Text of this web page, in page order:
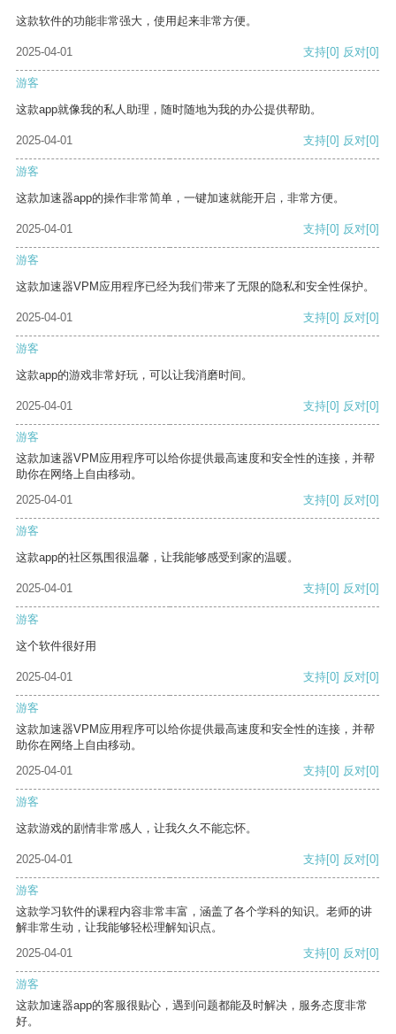
这款软件的功能非常强大，使用起来非常方便。
2025-04-01 支持[0] 反对[0]
游客
这款app就像我的私人助理，随时随地为我的办公提供帮助。
2025-04-01 支持[0] 反对[0]
游客
这款加速器app的操作非常简单，一键加速就能开启，非常方便。
2025-04-01 支持[0] 反对[0]
游客
这款加速器VPM应用程序已经为我们带来了无限的隐私和安全性保护。
2025-04-01 支持[0] 反对[0]
游客
这款app的游戏非常好玩，可以让我消磨时间。
2025-04-01 支持[0] 反对[0]
游客
这款加速器VPM应用程序可以给你提供最高速度和安全性的连接，并帮
助你在网络上自由移动。
2025-04-01
支持[0] 反对[0]
游客
这款app的社区氛围很温馨，让我能够感受到家的温暖。
2025-04-01 支持[0] 反对[0]
游客
这个软件很好用
2025-04-01 支持[0] 反对[0]
游客
这款加速器VPM应用程序可以给你提供最高速度和安全性的连接，并帮
助你在网络上自由移动。
2025-04-01
支持[0] 反对[0]
游客
这款游戏的剧情非常感人，让我久久不能忘怀。
2025-04-01 支持[0] 反对[0]
游客
这款学习软件的课程内容非常丰富，涵盖了各个学科的知识。老师的讲
解非常生动，让我能够轻松理解知识点。
2025-04-01
支持[0] 反对[0]
游客
这款加速器app的客服很贴心，遇到问题都能及时解决，服务态度非常
好。